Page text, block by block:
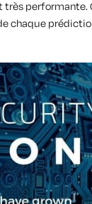
performante.
chaque